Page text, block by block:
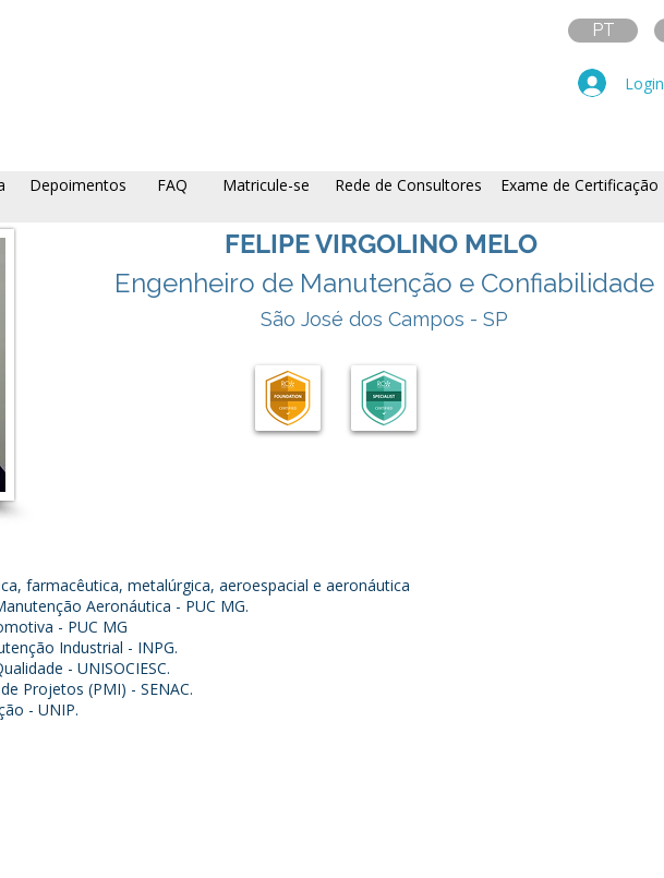
PT
Login
Depoimentos FAQ Matricule-se Rede de Consultores Exame de Certificação
FELIPE VIRGOLINO MELO
Engenheiro de Manutenção e Confiabilidade
São José dos Campos - SP
farmacêutica, metalúrgica, aeroespacial e aeronáutica
Aeronáutica - PUC MG.
- PUC MG
Industrial - INPG.
- UNISOCIESC.
Projetos (PMI) - SENAC.
- UNIP.